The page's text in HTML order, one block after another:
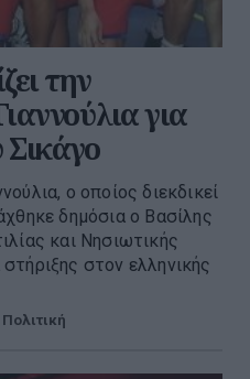
την
για
ο οποίος διεκδικεί
δημόσια ο Βασίλης
και Νησιωτικής
στον ελληνικής
Πολιτική